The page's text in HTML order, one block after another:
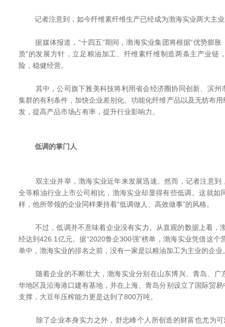
记者注意到，如今纤维素纤维生产已经成为渤海实业两大主业
据媒体报道，“十四五”期间，渤海实业集团将根据“优势膨胀
质”的发展方针，立足粮油加工、纤维素纤维制造两条主产业链
险，稳健经营。
其中，公司旗下雅美科技将利用省会经济圈协同创新、滨州
集群的有利条件，加快企业差别化、功能化纤维产品以及无纺布
发，提高产品市场占有率，提升行业影响力。
低调的掌门人
双主业并举，渤海实业近年来发展迅速。然而，记者注意到
全等粮油行业上市公司相比，渤海实业却显得有些低调。这就如
样，他所带领的企业同样秉持着“低调做人、高效做事”的风格。
不过，低调并不意味着企业没有实力。从直观的数据上看，
经达到426.1亿元。据“2020鲁企300强”榜单，渤海实业凭借这个
单中，渤海实业的排名之前，没有一家是以粮油加工为主业的企业
随着企业的不断壮大，渤海实业分别在山东博兴、青岛、广
华地区及沿海港口建有基地，并在上海、青岛分别设立了国际贸
支撑，大豆年压榨能力更是达到了800万吨。
除了企业本身实力之外，舒忠峰个人所创造的财富也尤为可